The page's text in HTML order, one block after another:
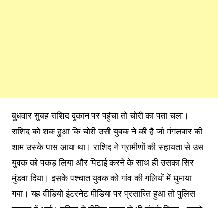
बुधवार सुबह राशिद दुकान पर पहुंचा तो चोरी का पता चला।
राशिद को शक हुआ कि चोरी उसी युवक ने की है जो मंगलवार की
शाम उसके पास आया था। राशिद ने ग्रामीणों की सहायता से उस
युवक को पकड़ लिया और पिटाई करने के साथ ही उसका सिर
मुंडवा दिया। इसके पश्चात युवक को गांव की गलियों में घुमाया
गया। यह वीडियो इंटरनेट मीडिया पर प्रसारित हुआ तो पुलिस